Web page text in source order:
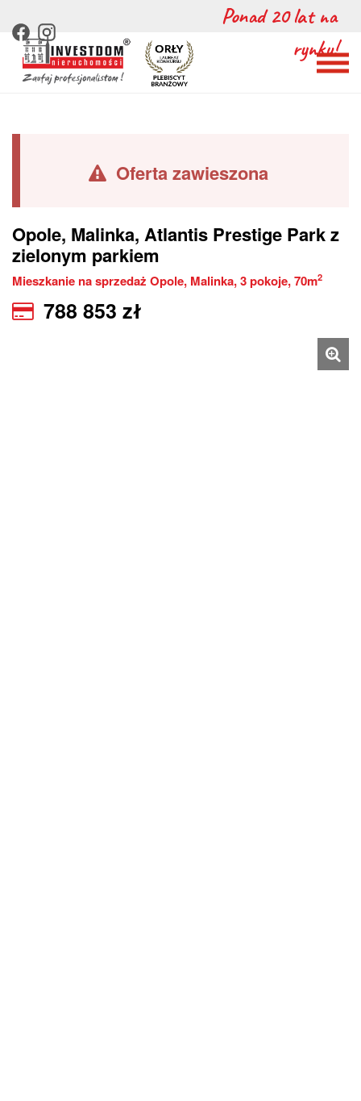
Ponad 20 lat na
rynku!
Oferta zawieszona
Opole, Malinka, Atlantis Prestige Park z
zielonym parkiem
Mieszkanie na sprzedaż Opole, Malinka, 3 pokoje, 70m2
788 853 zł